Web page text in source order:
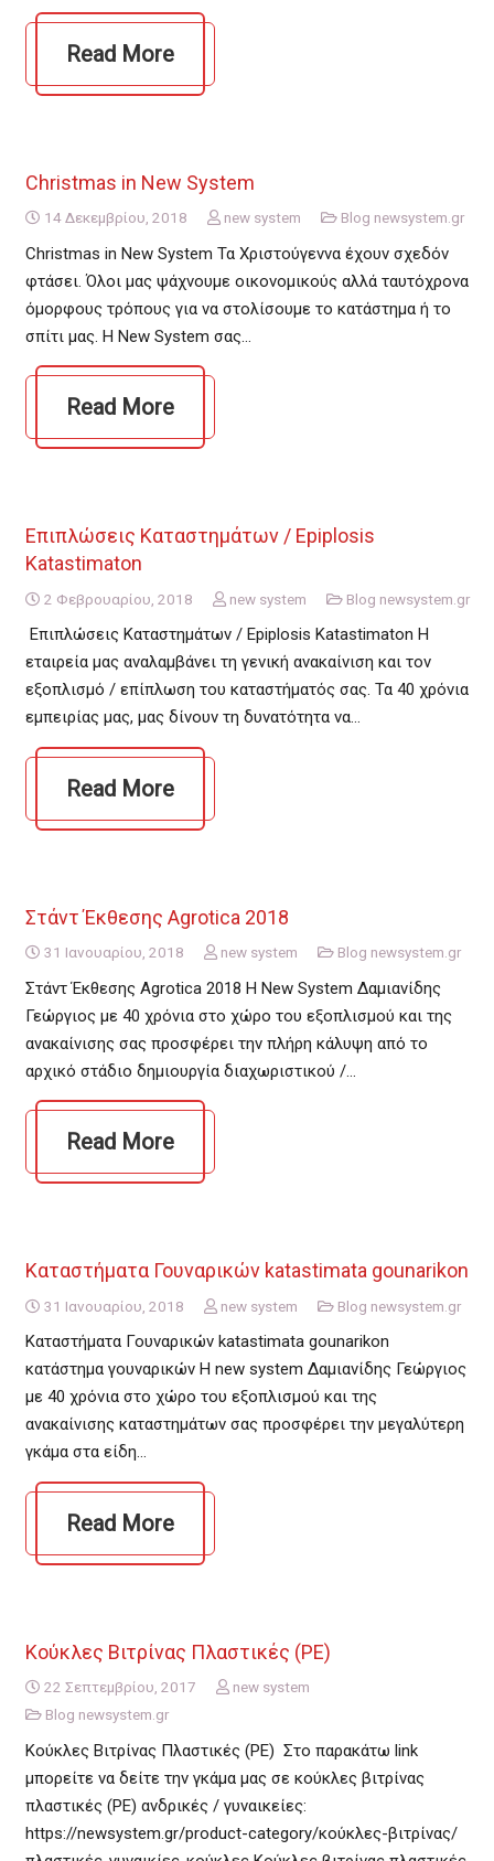
Read More
Christmas in New System
14 Δεκεμβρίου, 2018 new system Blog newsystem.gr
Christmas in New System Τα Χριστούγεννα έχουν σχεδόν
φτάσει. Όλοι μας ψάχνουμε οικονομικούς αλλά ταυτόχρονα
όμορφους τρόπους για να στολίσουμε το κατάστημα ή το
σπίτι μας. Η New System σας…
Read More
Επιπλώσεις Καταστημάτων / Epiplosis
Katastimaton
2 Φεβρουαρίου, 2018 new system Blog newsystem.gr
Επιπλώσεις Καταστημάτων / Epiplosis Katastimaton Η
εταιρεία μας αναλαμβάνει τη γενική ανακαίνιση και τον
εξοπλισμό / επίπλωση του καταστήματός σας. Τα 40 χρόνια
εμπειρίας μας, μας δίνουν τη δυνατότητα να…
Read More
Στάντ Έκθεσης Agrotica 2018
31 Ιανουαρίου, 2018 new system Blog newsystem.gr
Στάντ Έκθεσης Agrotica 2018 Η New System Δαμιανίδης
Γεώργιος με 40 χρόνια στο χώρο του εξοπλισμού και της
ανακαίνισης σας προσφέρει την πλήρη κάλυψη από το
αρχικό στάδιο δημιουργία διαχωριστικού /…
Read More
Καταστήματα Γουναρικών katastimata gounarikon
31 Ιανουαρίου, 2018 new system Blog newsystem.gr
Καταστήματα Γουναρικών katastimata gounarikon
κατάστημα γουναρικών Η new system Δαμιανίδης Γεώργιος
με 40 χρόνια στο χώρο του εξοπλισμού και της
ανακαίνισης καταστημάτων σας προσφέρει την μεγαλύτερη
γκάμα στα είδη…
Read More
Κούκλες Βιτρίνας Πλαστικές (PE)
22 Σεπτεμβρίου, 2017
new system
Blog newsystem.gr
Κούκλες Βιτρίνας Πλαστικές (PE) Στο παρακάτω link
μπορείτε να δείτε την γκάμα μας σε κούκλες βιτρίνας
πλαστικές (PE) ανδρικές / γυναικείες:
https://newsystem.gr/product-category/κούκλες-βιτρίνας/